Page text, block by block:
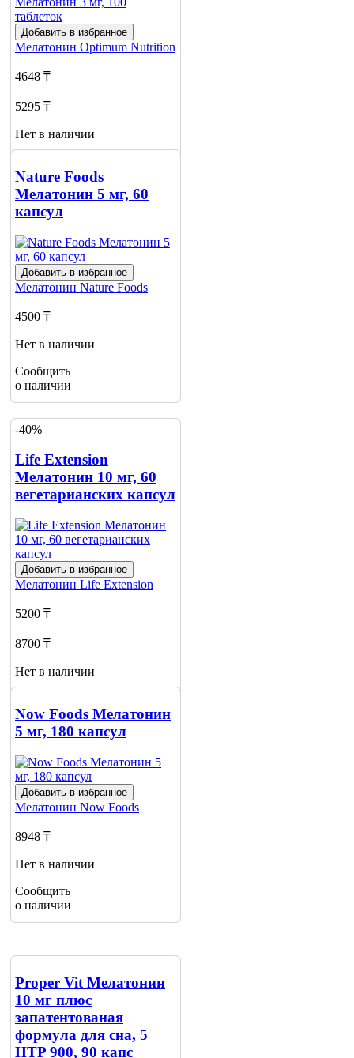
Добавить в избранное
Мелатонин Optimum Nutrition
4648 ₸
5295 ₸
Нет в наличии
о наличии
1
Nature Foods
Мелатонин 5 мг, 60
капсул
Добавить в избранное
Мелатонин Nature Foods
4500 ₸
Нет в наличии
Сообщить
о наличии
-40%
Life Extension
Мелатонин 10 мг, 60
вегетарианских капсул
Добавить в избранное
Мелатонин Life Extension
5200 ₸
8700 ₸
Нет в наличии
о наличии
Now Foods Мелатонин
5 мг, 180 капсул
Добавить в избранное
Мелатонин Now Foods
8948 ₸
Нет в наличии
Сообщить
о наличии
Proper Vit Мелатонин
10 мг плюс
запатентованая
формула для сна, 5
HTP 900, 90 капс